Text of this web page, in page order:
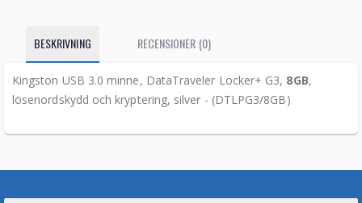
BESKRIVNING RECENSIONER (0)
Kingston USB 3.0 minne, DataTraveler Locker+ G3, 8GB,
lösenordskydd och kryptering, silver - (DTLPG3/8GB)